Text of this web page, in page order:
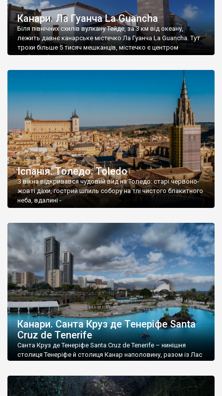
Канари. Ла Гуанча La Guancha
Біля північних схилів вулкану Тейде, за 3 км від океану,
лежить давнє канарське містечко Ла Гуанча La Guancha. Тут
трохи більше 5 тисяч мешканців, містечко є центром
муніципалітету.
Іспанія. Толедо. Toledo
З вікна відкривався чудовий вид на Толедо: старі червоно-
жовті дахи, гострий шпиль собору на тлі чистого блакитного
неба, вдалині -
Канари. Санта Круз де Тенеріфе Santa
Cruz de Tenerife
Санта Круз де Тенеріфе Santa Cruz de Tenerife – нинішня
столиця Тенеріфе й столиця Канар наполовину, разом із Лас